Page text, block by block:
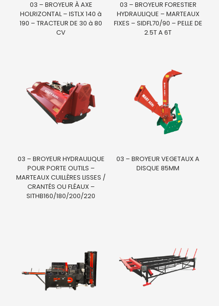
03 – BROYEUR À AXE
HOLRIZONTAL – ISTLX 140 à
190 – TRACTEUR DE 30 à 80
CV
03 – BROYEUR FORESTIER
HYDRAULIQUE – MARTEAUX
FIXES – SIDFL70/90 – PELLE DE
2.5T A 6T
03 – BROYEUR HYDRAULIQUE
POUR PORTE OUTILS –
MARTEAUX CUILLÈRES LISSES /
CRANTÉS OU FLÉAUX –
SITHB160/180/200/220
03 – BROYEUR VEGETAUX A
DISQUE 85MM